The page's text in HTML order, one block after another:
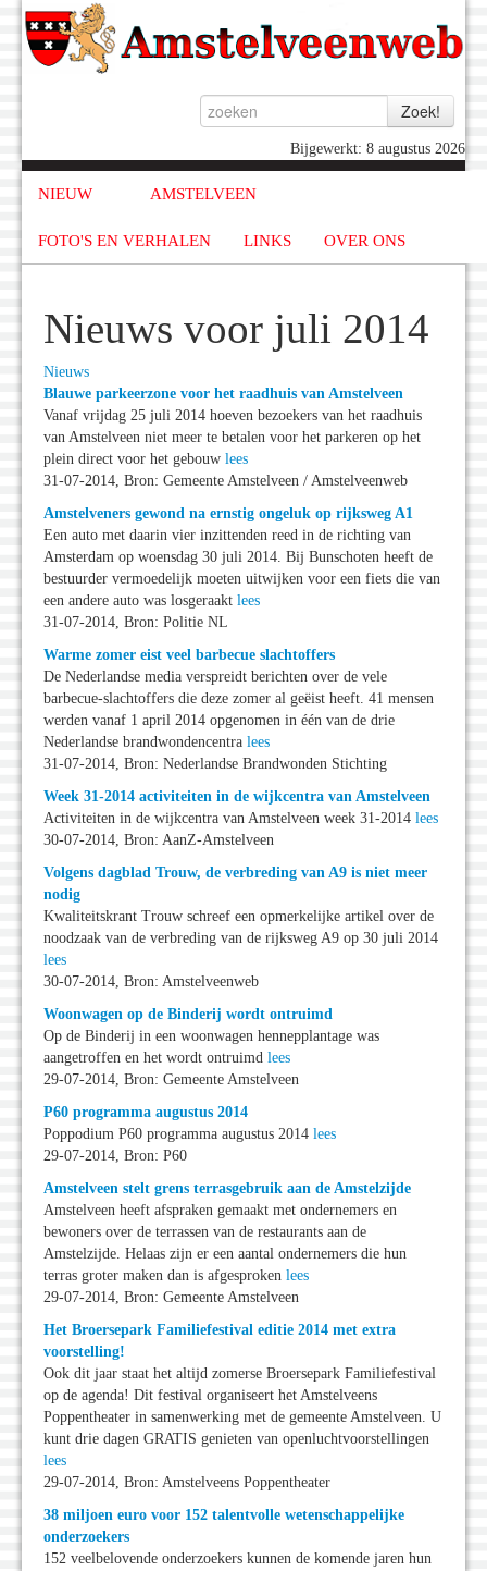
Bijgewerkt: 8 augustus 2026
NIEUW AMSTELVEEN
FOTO'S EN VERHALEN LINKS OVER ONS
Nieuws voor juli 2014
Nieuws
Blauwe parkeerzone voor het raadhuis van Amstelveen
Vanaf vrijdag 25 juli 2014 hoeven bezoekers van het raadhuis
van Amstelveen niet meer te betalen voor het parkeren op het
plein direct voor het gebouw lees
31-07-2014, Bron: Gemeente Amstelveen / Amstelveenweb
Amstelveners gewond na ernstig ongeluk op rijksweg A1
Een auto met daarin vier inzittenden reed in de richting van
Amsterdam op woensdag 30 juli 2014. Bij Bunschoten heeft de
bestuurder vermoedelijk moeten uitwijken voor een fiets die van
een andere auto was losgeraakt lees
31-07-2014, Bron: Politie NL
Warme zomer eist veel barbecue slachtoffers
De Nederlandse media verspreidt berichten over de vele
barbecue-slachtoffers die deze zomer al geëist heeft. 41 mensen
werden vanaf 1 april 2014 opgenomen in één van de drie
Nederlandse brandwondencentra lees
31-07-2014, Bron: Nederlandse Brandwonden Stichting
Week 31-2014 activiteiten in de wijkcentra van Amstelveen
Activiteiten in de wijkcentra van Amstelveen week 31-2014 lees
30-07-2014, Bron: AanZ-Amstelveen
Volgens dagblad Trouw, de verbreding van A9 is niet meer
nodig
Kwaliteitskrant Trouw schreef een opmerkelijke artikel over de
noodzaak van de verbreding van de rijksweg A9 op 30 juli 2014
lees
30-07-2014, Bron: Amstelveenweb
Woonwagen op de Binderij wordt ontruimd
Op de Binderij in een woonwagen hennepplantage was
aangetroffen en het wordt ontruimd lees
29-07-2014, Bron: Gemeente Amstelveen
P60 programma augustus 2014
Poppodium P60 programma augustus 2014 lees
29-07-2014, Bron: P60
Amstelveen stelt grens terrasgebruik aan de Amstelzijde
Amstelveen heeft afspraken gemaakt met ondernemers en
bewoners over de terrassen van de restaurants aan de
Amstelzijde. Helaas zijn er een aantal ondernemers die hun
terras groter maken dan is afgesproken lees
29-07-2014, Bron: Gemeente Amstelveen
Het Broersepark Familiefestival editie 2014 met extra
voorstelling!
Ook dit jaar staat het altijd zomerse Broersepark Familiefestival
op de agenda! Dit festival organiseert het Amstelveens
Poppentheater in samenwerking met de gemeente Amstelveen. U
kunt drie dagen GRATIS genieten van openluchtvoorstellingen
lees
29-07-2014, Bron: Amstelveens Poppentheater
38 miljoen euro voor 152 talentvolle wetenschappelijke
onderzoekers
152 veelbelovende onderzoekers kunnen de komende jaren hun